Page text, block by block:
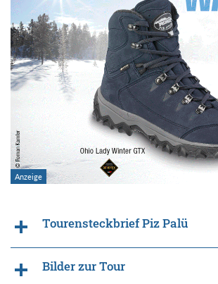
Tourensteckbrief Piz Palü
Bilder zur Tour